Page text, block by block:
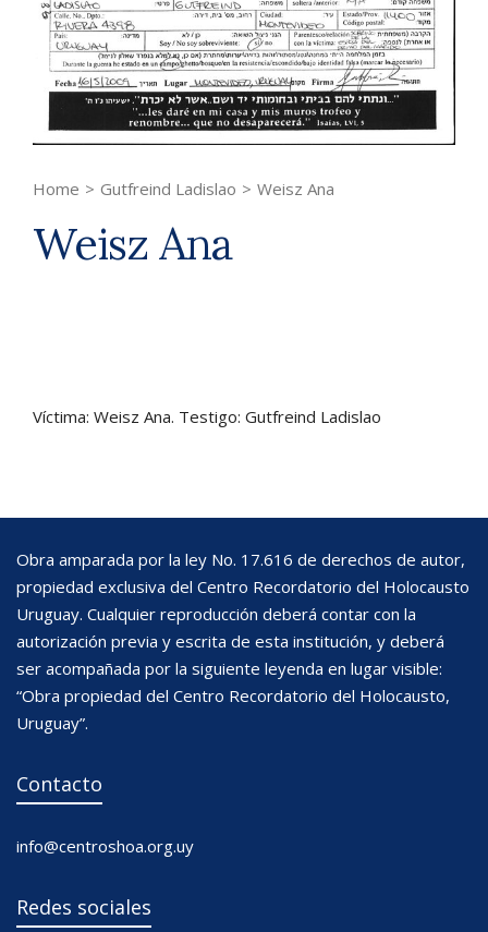
Home > Gutfreind Ladislao > Weisz Ana
Weisz Ana
Víctima: Weisz Ana. Testigo: Gutfreind Ladislao
Obra amparada por la ley No. 17.616 de derechos de autor,
propiedad exclusiva del Centro Recordatorio del Holocausto
Uruguay. Cualquier reproducción deberá contar con la
autorización previa y escrita de esta institución, y deberá
ser acompañada por la siguiente leyenda en lugar visible:
“Obra propiedad del Centro Recordatorio del Holocausto,
Uruguay”.
Contacto
info@centroshoa.org.uy
Redes sociales